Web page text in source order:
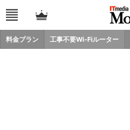
料金プラン 工事不要Wi-Fiルーター